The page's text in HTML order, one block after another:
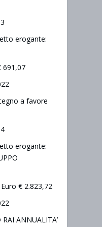
erogante:
691,07
a favore
erogante:
€ 2.823,72
ANNUALITA’